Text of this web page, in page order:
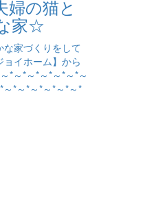
の猫と
家☆
家づくりをして
イホーム】から
*～*～*～*～*～*～
*～*～*～*～*～*